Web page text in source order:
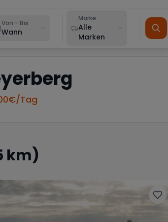
Von - Bis
Wann
Marke
Alle
Marken
€/Tag
km)